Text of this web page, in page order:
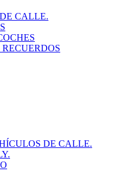
CALLE.
DE CALLE.